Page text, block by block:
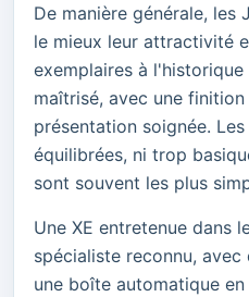
De manière générale, les
le mieux leur attractivité
exemplaires à
maîtrisé, avec une
présentation soignée.
équilibrées, ni trop
sont souvent les plus
Une XE entretenue dans
spécialiste reconnu,
une boîte automatique